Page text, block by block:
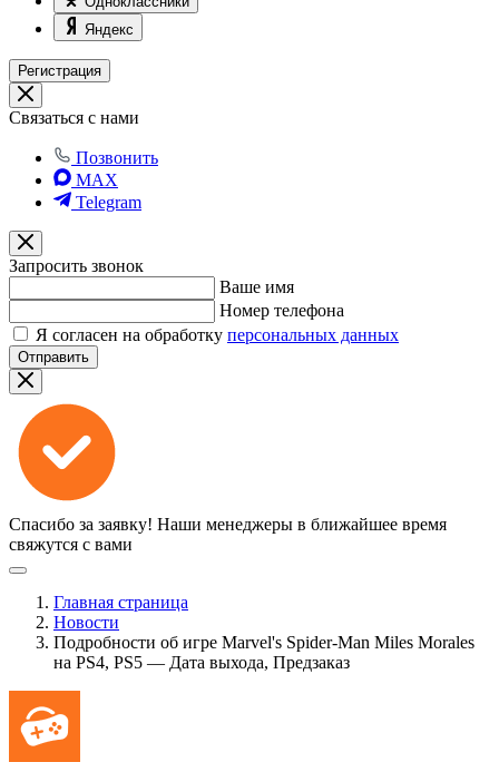
Яндекс
Регистрация
Связаться с нами
Позвонить
MAX
Telegram
Запросить звонок
Ваше имя
Номер телефона
Я согласен на обработку персональных данных
Отправить
Спасибо за заявку! Наши менеджеры в ближайшее время
свяжутся с вами
Главная страница
Новости
Подробности об игре Marvel's Spider-Man Miles Morales
на PS4, PS5 — Дата выхода, Предзаказ